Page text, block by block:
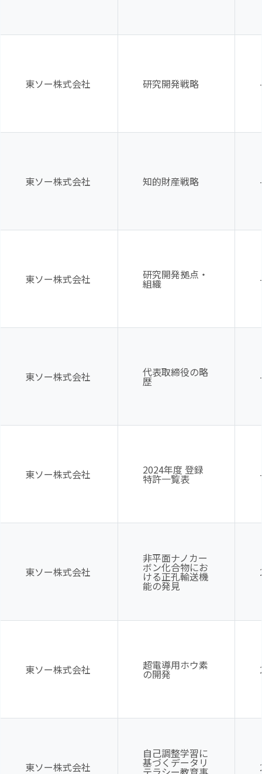
東ソー株式会社 研究開発戦略
東ソー株式会社 知的財産戦略
東ソー株式会社 研究開発拠点・
組織
東ソー株式会社 代表取締役の略
歴
東ソー株式会社 2024年度 登録
特許一覧表
東ソー株式会社
非平面ナノカー
ボン化合物にお
ける正孔輸送機
能の発見
東ソー株式会社 超電導用ホウ素
の開発
東ソー株式会社
自己調整学習に
基づくデータリ